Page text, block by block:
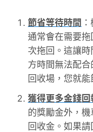
節省等待時間
通常會在需要
次拖回。這讓
方時間無法配
回收場，您就能
獲得更多金錢回
的獎勵金外，
回收金。如果